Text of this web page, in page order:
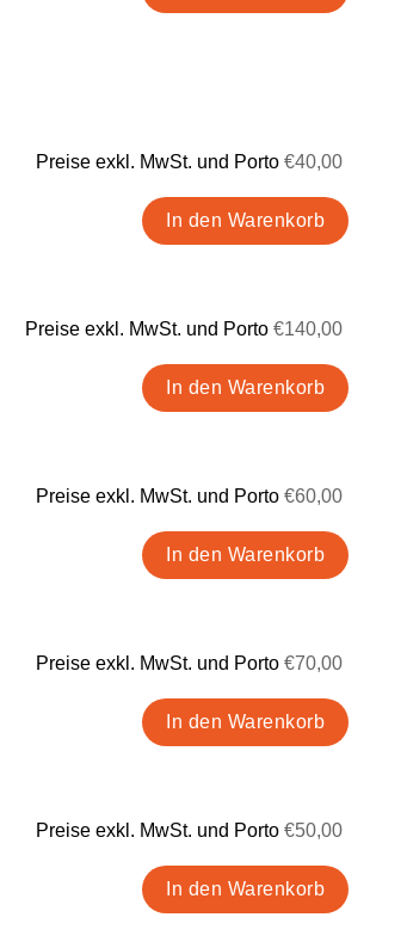
€40,00
Preise exkl. MwSt. und Porto
€140,00
Preise exkl. MwSt. und Porto
€60,00
Preise exkl. MwSt. und Porto
€70,00
Preise exkl. MwSt. und Porto
€50,00
Preise exkl. MwSt. und Porto